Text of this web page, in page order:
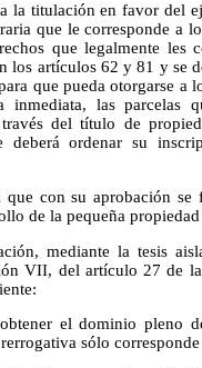
la titulación en favor del
que le corresponde a
que legalmente
los artículos 62 y 81 y se
que pueda otorgarse a
inmediata, las parcelas
del título de
deberá ordenar su
que con su aprobación
de la pequeña
mediante la tesis
VII, del artículo 27 de
obtener el dominio pleno
sólo